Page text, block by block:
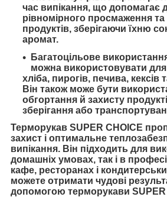
час випікання, що допомагає
рівномірного просмаження та
продуктів, зберігаючи їхню
аромат.
Багатоцільове
можна використовувати для
хліба, пирогів, печива, кексів
Він також може бути
обгортання й захисту
зберігання або
Терморукав SUPER CHOICE
захист і оптимальне
випікання. Він підходить для
домашніх умовах, так і в
кафе, ресторанах і
можете отримати чудові
допомогою терморукави SUPER